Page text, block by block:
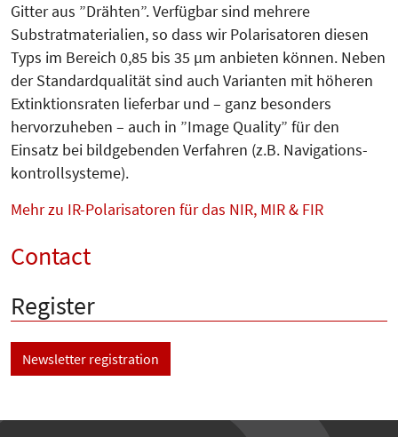
Gitter aus ”Drähten”. Verfügbar sind mehrere
Substratmaterialien, so dass wir Polarisatoren diesen
Typs im Bereich 0,85 bis 35 µm anbieten können. Neben
der Standardqualität sind auch Varianten mit höheren
Extinktionsraten lieferbar und – ganz besonders
hervorzuheben – auch in ”Image Quality” für den
Einsatz bei bildgebenden Verfahren (z.B. Navigations­
kontrollsysteme).
Mehr zu IR-Polarisatoren für das NIR, MIR & FIR
Contact
Register
Newsletter registration